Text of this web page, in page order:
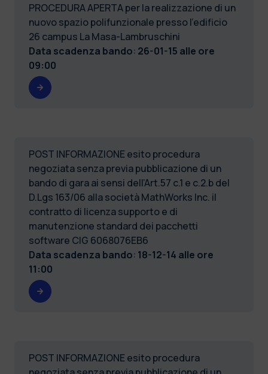
PROCEDURA APERTA per la realizzazione di un
nuovo spazio polifunzionale presso l'edificio
26 campus La Masa-Lambruschini
Data scadenza bando: 26-01-15 alle ore
09:00
POST INFORMAZIONE esito procedura
negoziata senza previa pubblicazione di un
bando di gara ai sensi dell’Art.57 c.1 e c.2.b del
D.Lgs 163/06 alla società MathWorks Inc. il
contratto di licenza supporto e di
manutenzione standard dei pacchetti
software CIG 6068076EB6
Data scadenza bando: 18-12-14 alle ore
11:00
POST INFORMAZIONE esito procedura